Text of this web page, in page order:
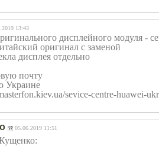
13:43
дисплейного модуля -
оригинал с заменой
дисплея отдельно
почту
Украине
sevice-centre-huawei-
05.06.2019 11:51